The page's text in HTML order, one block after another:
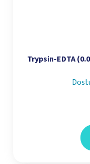
Trypsin-EDTA